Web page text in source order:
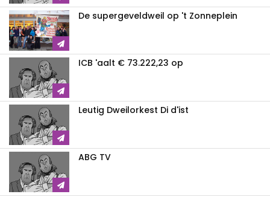
De supergeveldweil op 't Zonneplein
ICB 'aalt € 73.222,23 op
Leutig Dweilorkest Di d'ist
ABG TV